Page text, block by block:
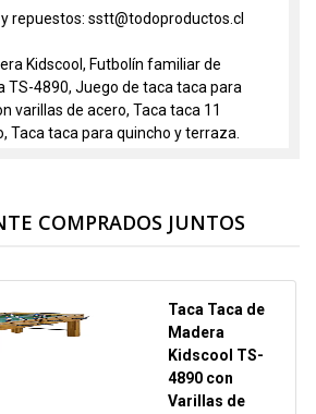
repuestos: sstt@todoproductos.cl
Kidscool, Futbolín familiar de
TS-4890, Juego de taca taca para
varillas de acero, Taca taca 11
Taca taca para quincho y terraza.
COMPRADOS JUNTOS
Taca Taca de
Madera
Kidscool TS-
4890 con
Varillas de